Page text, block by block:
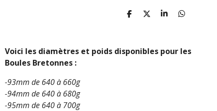
P
G
P
A
G
P
G
P
A
G
Voici les diamètres et poids disponibles pour les
Boules Bretonnes :
-93mm de 640 à 660g
-94mm de 640 à 680g
-95mm de 640 à 700g